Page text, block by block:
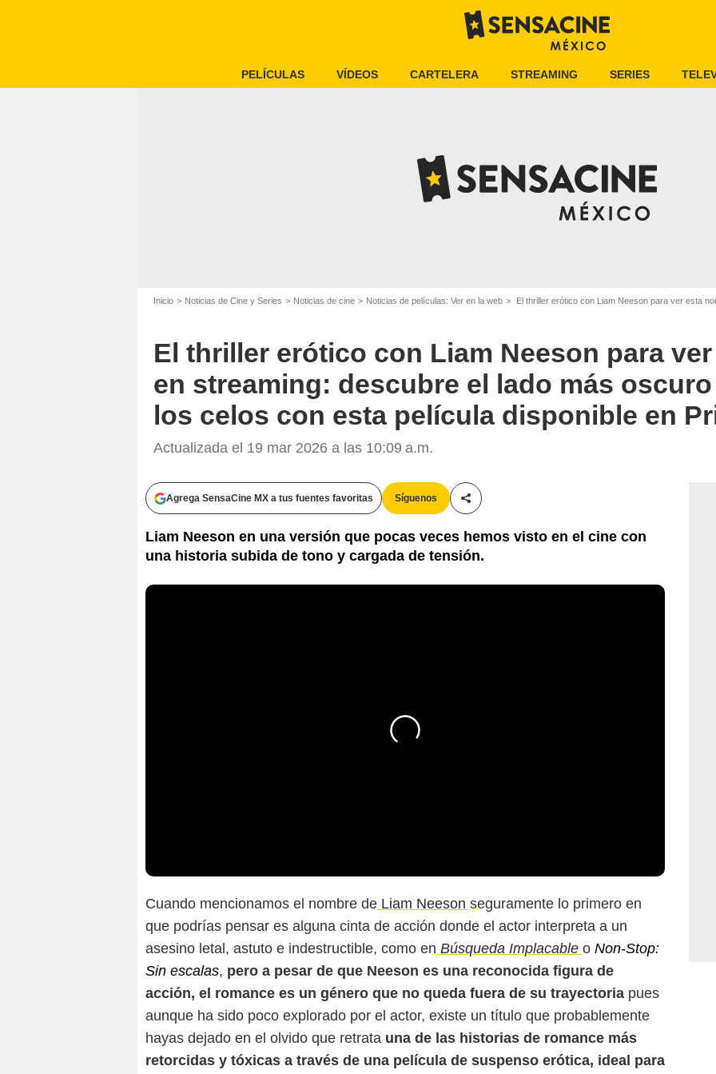
PELÍCULAS VÍDEOS CARTELERA STREAMING SERIES
Inicio Noticias de Cine y Series Noticias de cine Noticias de películas: Ver en la web El thriller erótico con Liam Neeson para ver esta noche en streaming: descubre
El thriller erótico con Liam Neeson para
en streaming: descubre el lado más
los celos con esta película disponible en
Actualizada el 19 mar 2026 a las 10:09 a.m.
Agrega SensaCine MX a tus fuentes favoritas Síguenos
Compartir esta noticia
Liam Neeson en una versión que pocas veces hemos visto en el cine con
una historia subida de tono y cargada de tensión.
Cuando mencionamos el nombre de Liam Neeson seguramente lo primero en
que podrías pensar es alguna cinta de acción donde el actor interpreta a un
asesino letal, astuto e indestructible, como en Búsqueda Implacable o Non-Stop:
Sin escalas, pero a pesar de que Neeson es una reconocida figura de
acción, el romance es un género que no queda fuera de su trayectoria pues
aunque ha sido poco explorado por el actor, existe un título que probablemente
hayas dejado en el olvido que retrata una de las historias de romance más
retorcidas y tóxicas a través de una película de suspenso erótica, ideal para